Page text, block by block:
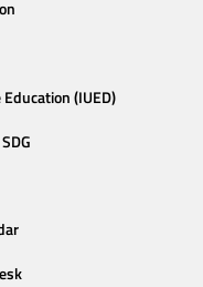
(IUED)